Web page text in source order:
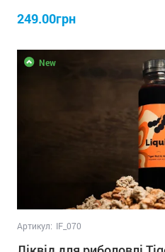
249.00грн
New
Артикул: IF_070